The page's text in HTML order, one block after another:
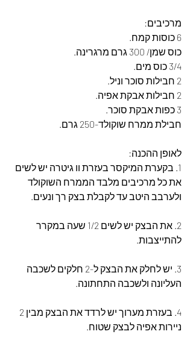
מרכיבים:
6 כוסות קמח.
כוס שמן/ 300 גרם מרגרינה.
3/4 כוס מים.
2 חבילות סוכר וניל.
2 חבילות אבקת אפיה.
3 כפות אבקת סוכר.
חבילת ממרח שוקולד-250 גרם.
לאופן ההכנה:
1. בקערת המיקסר בעזרת וו גיטרה יש לשים
את כל מרכיבים מלבד הממרח השוקולד
ולערבב היטב עד לקבלת בצק רך ונעים.
2. את הבצק יש לשים 1/2 שעה במקרר
להתייצבות.
3. יש לחלק את הבצק ל-2 חלקים לשכבה
העליונה ולשכבה התחתונה.
ניירות אפיה לבצק שטוח.